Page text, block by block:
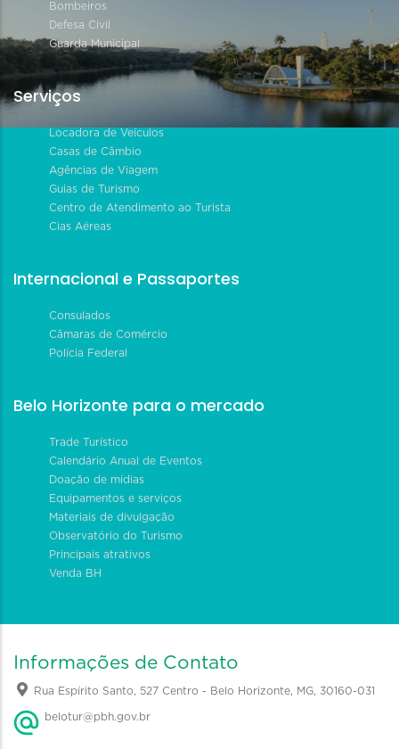
Bombeiros
Defesa Civil
Guarda Municipal
Serviços
Locadora de Veículos
Casas de Câmbio
Agências de Viagem
Guias de Turismo
Centro de Atendimento ao Turista
Cias Aéreas
Internacional e Passaportes
Consulados
Câmaras de Comércio
Polícia Federal
Belo Horizonte para o mercado
Trade Turístico
Calendário Anual de Eventos
Doação de mídias
Equipamentos e serviços
Materiais de divulgação
Observatório do Turismo
Principais atrativos
Venda BH
Informações de Contato
Rua Espírito Santo, 527 Centro - Belo Horizonte, MG, 30160-031
belotur@pbh.gov.br